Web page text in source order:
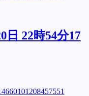
日 22時54分17